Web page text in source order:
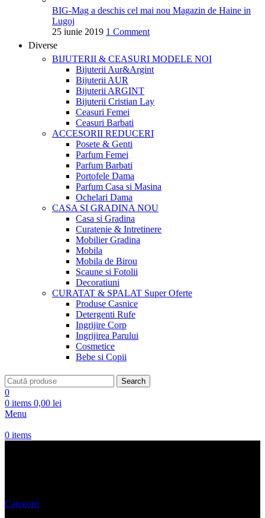
BIG-Mag a deschis cel mai nou Magazin de Haine in
Lugoj
25 iunie 2019 1 Comment
Diverse
BIJUTERII & CEASURI MODELE NOI
Bijuterii Aur&Argint
Bijuterii AUR
Bijuterii ARGINT
Bijuterii Cristian Lay
Ceasuri Femei
Ceasuri Barbati
ACCESORII REDUCERI
Posete & Genti
Parfum Femei
Parfum Barbati
Portofele Dama
Parfum Casa si Masina
Ochelari Dama
CASA SI GRADINANOU
Casa si Gradina
Curatenie & Intretinere
Mobilier Gradina
Mobila
Mobila de Birou
Scaune si Fotolii
Decoratiuni
CURATAT & SPALAT Super Oferte
Produse Casnice
Detergenti Rufe
Ingrijire Corp
Ingrijirea Parului
Cosmetice
Bebe si Copii
Search
0
0 items 0,00 lei
Menu
0 items
Categorii